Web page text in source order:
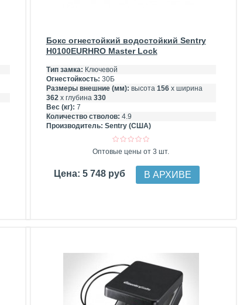
Бокс огнестойкий водостойкий Sentry
H0100EURHRO Master Lock
Тип замка: Ключевой
Огнестойкость: 30Б
Размеры внешние (мм): высота 156х ширина
362х глубина 330
Вес (кг): 7
Количество стволов: 4.9
Производитель: Sentry (США)
Оптовые цены от 3 шт.
Цена: 5 748 руб В АРХИВЕ